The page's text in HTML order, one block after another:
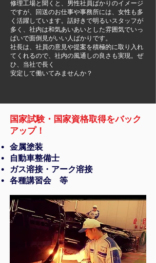
修理工場と聞くと、男性社員ばかりのイメージ
ですが、回送のお仕事や事務所には、女性も多
く活躍しています。話好きで明るいスタッフが
多く、社内は和気あいあいとした雰囲気でいっ
ぱいで面倒見がいい人ばかりです。
社長は、社員の意見や提案を積極的に取り入れ
てくれるので、社内の風通しの良さも実現。ぜ
ひ、当社で長く
​安定して働いてみませんか？
国家試験・国家資格取得をバック
アップ！
金属塗装
自動車整備士
ガス溶接・アーク溶接
​各種講習会 等